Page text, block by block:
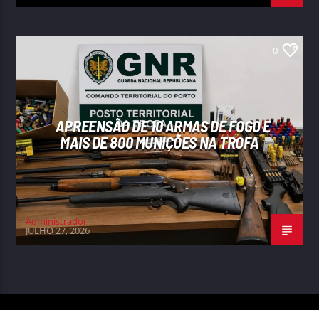
0
APREENSÃO DE 10 ARMAS DE FOGO E
MAIS DE 800 MUNIÇÕES NA TROFA
Administrador
JULHO 27, 2026